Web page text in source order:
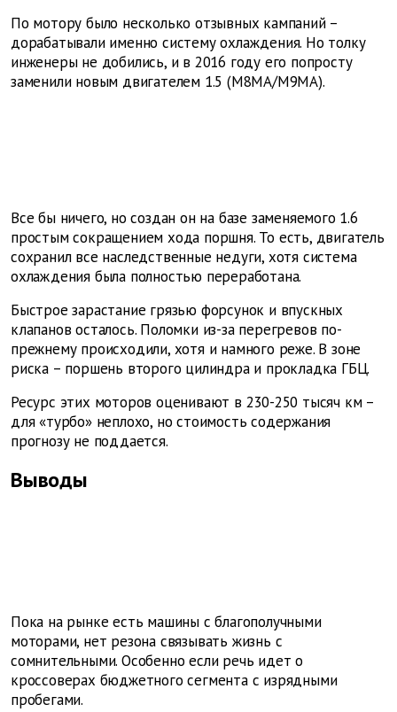
По мотору было несколько отзывных кампаний –
дорабатывали именно систему охлаждения. Но толку
инженеры не добились, и в 2016 году его попросту
заменили новым двигателем 1.5 (М8МА/М9МА).
Все бы ничего, но создан он на базе заменяемого 1.6
простым сокращением хода поршня. То есть, двигатель
сохранил все наследственные недуги, хотя система
охлаждения была полностью переработана.
Быстрое зарастание грязью форсунок и впускных
клапанов осталось. Поломки из-за перегревов по-
прежнему происходили, хотя и намного реже. В зоне
риска – поршень второго цилиндра и прокладка ГБЦ.
Ресурс этих моторов оценивают в 230-250 тысяч км –
для «турбо» неплохо, но стоимость содержания
прогнозу не поддается.
Выводы
Пока на рынке есть машины с благополучными
моторами, нет резона связывать жизнь с
сомнительными. Особенно если речь идет о
кроссоверах бюджетного сегмента с изрядными
пробегами.